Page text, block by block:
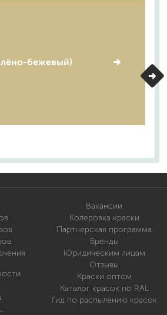
бежевый)
Вакансии
Колеровка краски
Партнерская программа
Бренды
Юридическим лицам
Отзывы
Краски оптом
Каталог красок по RAL
Гид по распылению красок